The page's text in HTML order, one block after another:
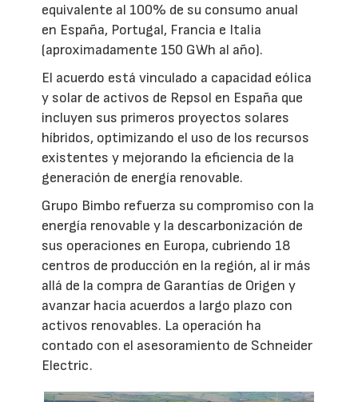
equivalente al 100% de su consumo anual
en España, Portugal, Francia e Italia
(aproximadamente 150 GWh al año).
El acuerdo está vinculado a capacidad eólica
y solar de activos de Repsol en España que
incluyen sus primeros proyectos solares
híbridos, optimizando el uso de los recursos
existentes y mejorando la eficiencia de la
generación de energía renovable.
Grupo Bimbo refuerza su compromiso con la
energía renovable y la descarbonización de
sus operaciones en Europa, cubriendo 18
centros de producción en la región, al ir más
allá de la compra de Garantías de Origen y
avanzar hacia acuerdos a largo plazo con
activos renovables. La operación ha
contado con el asesoramiento de Schneider
Electric.